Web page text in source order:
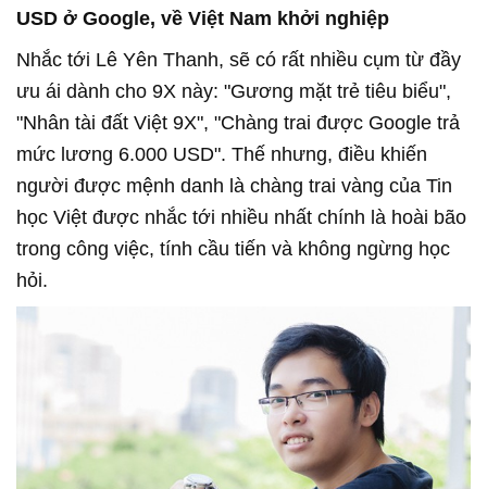
USD ở Google, về Việt Nam khởi nghiệp
Nhắc tới Lê Yên Thanh, sẽ có rất nhiều cụm từ đầy
ưu ái dành cho 9X này: "Gương mặt trẻ tiêu biểu",
"Nhân tài đất Việt 9X", "Chàng trai được Google trả
mức lương 6.000 USD". Thế nhưng, điều khiến
người được mệnh danh là chàng trai vàng của Tin
học Việt được nhắc tới nhiều nhất chính là hoài bão
trong công việc, tính cầu tiến và không ngừng học
hỏi.